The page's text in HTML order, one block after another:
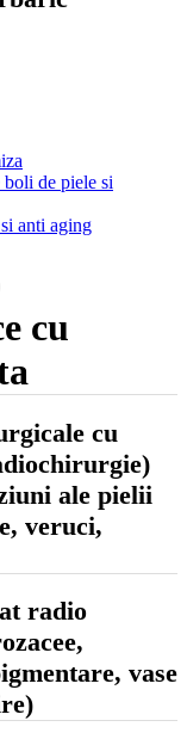
boli de piele si
anti aging
cu
cu
ale pielii
veruci,
radio
vase